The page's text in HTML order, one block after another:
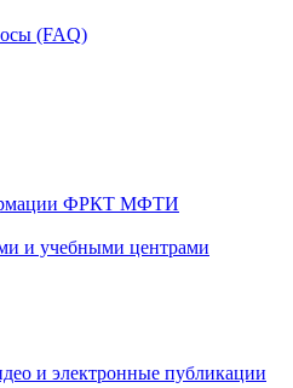
(FAQ)
ФРКТ МФТИ
и учебными центрами
и электронные публикации